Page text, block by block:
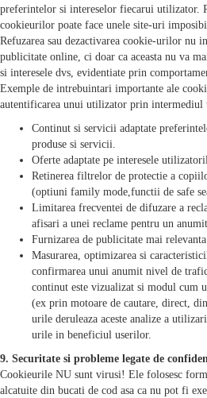
preferintelor si intereselor fiecarui utilizator.
cookieurilor poate face unele site-uri
Refuzarea sau dezactivarea cookie-urilor nu
publicitate online, ci doar ca aceasta nu va
si interesele dvs, evidentiate prin
Exemple de intrebuintari importante ale
autentificarea unui utilizator prin intermediul
Continut si servicii adaptate
produse si servicii.
Oferte adaptate pe interesele
Retinerea filtrelor de protectie a
(optiuni family mode,functii de safe
Limitarea frecventei de difuzare a
afisari a unei reclame pentru un
Furnizarea de publicitate mai
Masurarea, optimizarea si
confirmarea unui anumit nivel de
continut este vizualizat si modul cum
(ex prin motoare de cautare, direct,
urile deruleaza aceste analize a
urile in beneficiul userilor.
9. Securitate si probleme legate de
Cookieurile NU sunt virusi! Ele folosesc
alcatuite din bucati de cod asa ca nu pot fi